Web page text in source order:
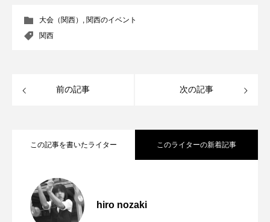
大会（関西） , 関西のイベント
関西
前の記事 次の記事
この記事を書いたライター このライターの新着記事
hiro nozaki
2022.06.21